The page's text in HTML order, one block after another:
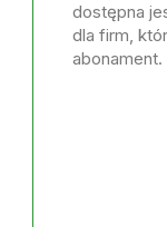
dostępna
dla firm,
abonament.